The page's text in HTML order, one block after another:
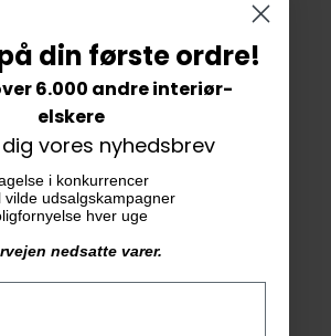
Vores butik
KAiKU ApS
46, bygning 7
8220 Brabrand
Tlf. 33 11 19 07
CVR-nr. 30715349
din første ordre!
6.000 andre interiør-
elskere
vores nyhedsbrev
i konkurrencer
vilde udsalgskampagner
hver uge
nedsatte varer.